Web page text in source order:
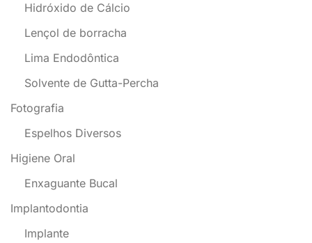
Hidróxido de Cálcio
Lençol de borracha
Lima Endodôntica
Solvente de Gutta-Percha
Fotografia
Espelhos Diversos
Higiene Oral
Enxaguante Bucal
Implantodontia
Implante